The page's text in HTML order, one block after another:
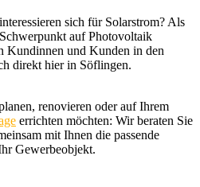
sich für Solarstrom? Als
auf Photovoltaik
Kundinnen und Kunden in den
direkt hier in Söflingen.
renovieren oder auf Ihrem
errichten möchten: Wir beraten Sie
mit Ihnen die passende
Gewerbeobjekt.